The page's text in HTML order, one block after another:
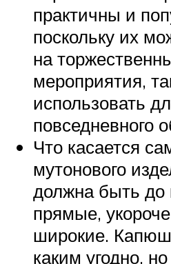
практичны и
поскольку их
на
мероприятия,
использовать
повседневного
Что касается
мутонового
должна быть до
прямые,
широкие.
каким угодно,